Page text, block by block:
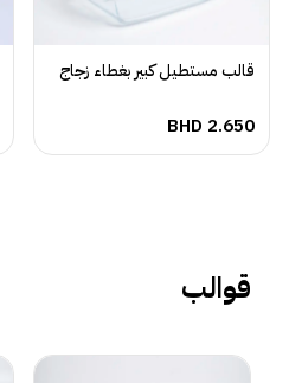
قالب مستطيل كبير بغطاء زجاج
BHD 2.650
قوالب